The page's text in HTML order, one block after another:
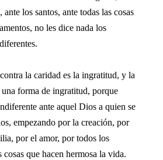
los santos, ante todas las cosas
no les dice nada los
la caridad es la ingratitud, y la
forma de ingratitud, porque
ante aquel Dios a quien se
empezando por la creación, por
por el amor, por todos los
cosas que hacen hermosa la vida.